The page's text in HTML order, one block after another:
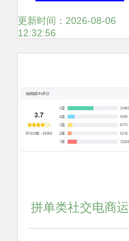
更新时间：2026-08-06
12:32:56
拼单类社交电商运